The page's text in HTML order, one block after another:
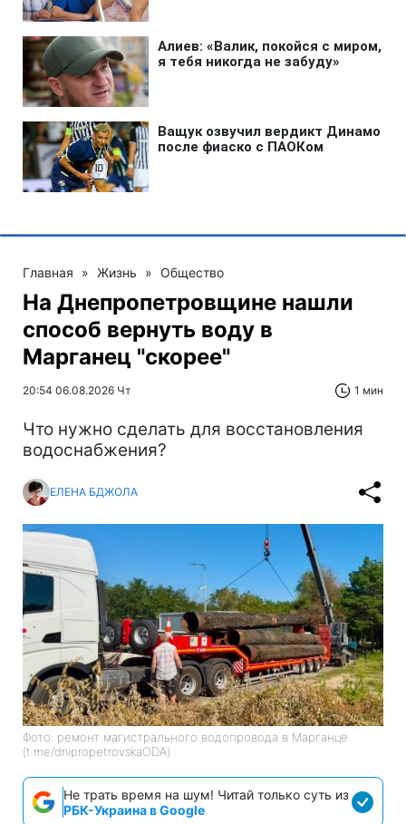
Главная » Жизнь » Общество
На Днепропетровщине нашли
способ вернуть воду в
Марганец "скорее"
20:54 06.08.2026 Чт 1 мин
Что нужно сделать для восстановления
водоснабжения?
ЕЛЕНА БДЖОЛА
Фото: ремонт магистрального водопровода в Марганце
(t.me/dnipropetrovskaODA)
Не трать время на шум! Читай только суть из
РБК-Украина в Google